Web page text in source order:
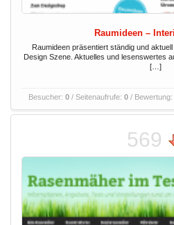
Raumideen –
Raumideen präsentiert ständig und
Design Szene. Aktuelles und lesenswertes
[…]
Besucher: 0/ Seitenaufrufe: 0/ Bewertung:
569